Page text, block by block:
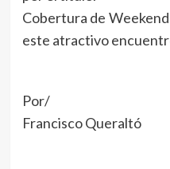
Cobertura de
este atractivo
Por/
Francisco Queraltó